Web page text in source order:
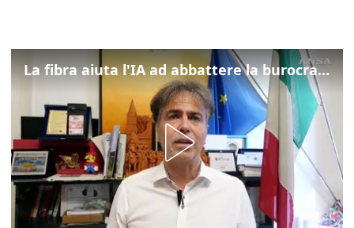
La fibra aiuta l'IA ad abbattere la burocrazia, progetto pilota in Veneto